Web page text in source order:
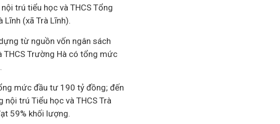
trú tiểu học và THCS Tổng
Lĩnh (xã Trà Lĩnh).
từ nguồn vốn ngân sách
Trường Hà có tổng mức
mức đầu tư 190 tỷ đồng; đến
trú Tiểu học và THCS Trà
59% khối lượng.